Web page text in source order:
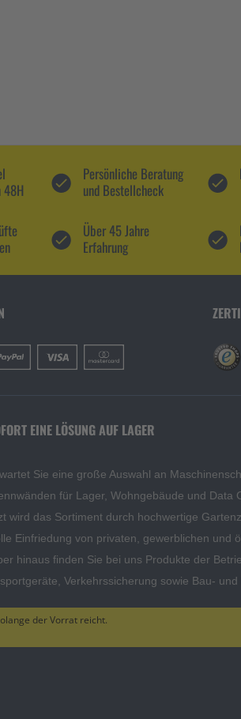
Persönliche Beratung
und Bestellcheck
Über 45 Jahre
Erfahrung
EINE LÖSUNG AUF LAGER
Sie eine große Auswahl an
für Lager, Wohngebäude und Data
wird das Sortiment durch hochwertige
Einfriedung von privaten, gewerblichen und
hinaus finden Sie bei uns Produkte der
Verkehrssicherung sowie Bau- und
der Vorrat reicht.